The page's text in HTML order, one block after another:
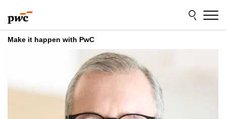
to
content
to
footer
Make it happen with PwC